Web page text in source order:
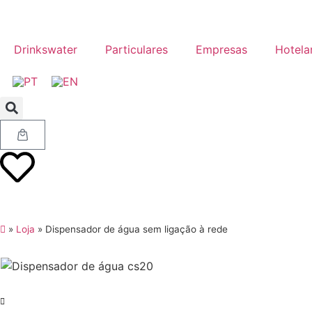
Drinkswater Particulares Empresas
» Loja » Dispensador de água sem ligação à rede